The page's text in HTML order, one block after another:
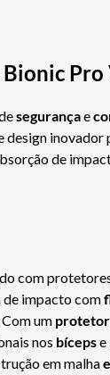
Pro
segurançae
design inovador
de
com
de impacto com
Com um protetor
nos bícepse
em malha